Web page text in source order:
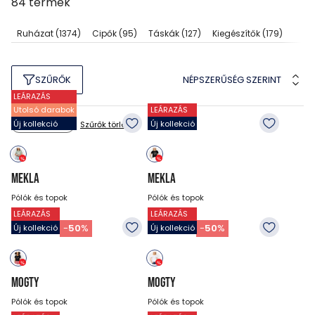
Ruházat(1374) Cipők(95) Táskák(127) Kiegészítők(179)
SZŰRŐK NÉPSZERŰSÉG SZERINT
Méret: 3XL Szűrők törlése
LEÁRAZÁS
Utolsó darabok
Új kollekció
MEKLA
Pólók és topok
7 990Ft
3 990Ft -50%
LEÁRAZÁS
Új kollekció
MEKLA
Pólók és topok
7 990Ft
3 990Ft -50%
LEÁRAZÁS
Új kollekció
MOGTY
Pólók és topok
LEÁRAZÁS
Új kollekció
MOGTY
Pólók és topok